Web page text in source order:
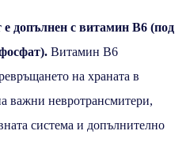
е допълнен с витамин B6 (под
Витамин B6
на храната в
важни невротрансмитери,
система и допълнително